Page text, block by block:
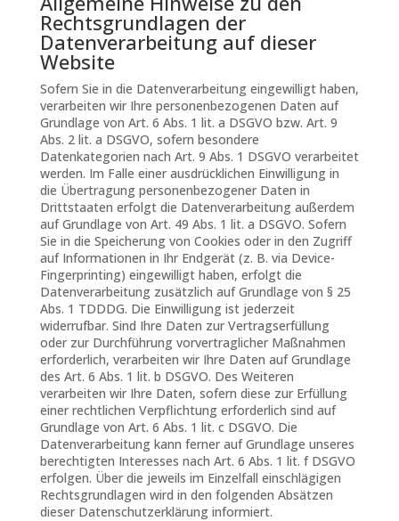
Rechtsgrundlagen der
Datenverarbeitung auf dieser
Website
Sofern Sie in die Datenverarbeitung eingewilligt haben,
verarbeiten wir Ihre personenbezogenen Daten auf
Grundlage von Art. 6 Abs. 1 lit. a DSGVO bzw. Art. 9
Abs. 2 lit. a DSGVO, sofern besondere
Datenkategorien nach Art. 9 Abs. 1 DSGVO verarbeitet
werden. Im Falle einer ausdrücklichen Einwilligung in
die Übertragung personenbezogener Daten in
Drittstaaten erfolgt die Datenverarbeitung außerdem
auf Grundlage von Art. 49 Abs. 1 lit. a DSGVO. Sofern
Sie in die Speicherung von Cookies oder in den Zugriff
auf Informationen in Ihr Endgerät (z. B. via Device-
Fingerprinting) eingewilligt haben, erfolgt die
Datenverarbeitung zusätzlich auf Grundlage von § 25
Abs. 1 TDDDG. Die Einwilligung ist jederzeit
widerrufbar. Sind Ihre Daten zur Vertragserfüllung
oder zur Durchführung vorvertraglicher Maßnahmen
erforderlich, verarbeiten wir Ihre Daten auf Grundlage
des Art. 6 Abs. 1 lit. b DSGVO. Des Weiteren
verarbeiten wir Ihre Daten, sofern diese zur Erfüllung
einer rechtlichen Verpflichtung erforderlich sind auf
Grundlage von Art. 6 Abs. 1 lit. c DSGVO. Die
Datenverarbeitung kann ferner auf Grundlage unseres
berechtigten Interesses nach Art. 6 Abs. 1 lit. f DSGVO
erfolgen. Über die jeweils im Einzelfall einschlägigen
Rechtsgrundlagen wird in den folgenden Absätzen
dieser Datenschutzerklärung informiert.